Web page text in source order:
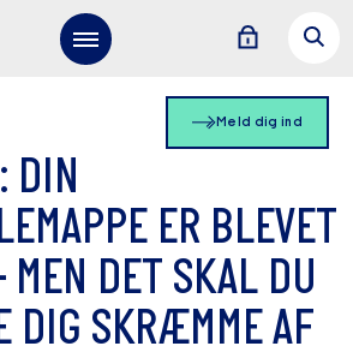
Meld dig ind
DIN
ER BLEVET
DET SKAL DU
DIG SKRÆMME AF